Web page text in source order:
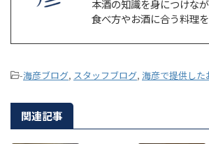
本酒の知識を身につけな
食べ方やお酒に合う料理を
-海彦ブログ, スタッフブログ, 海彦で提供した
関連記事